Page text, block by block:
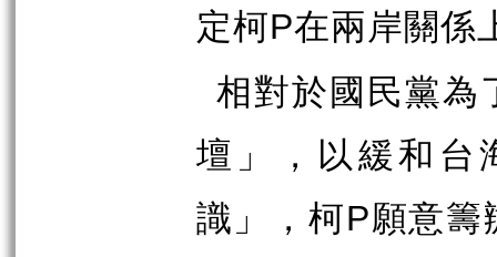
定柯P在兩岸關係
相對於國民黨為
壇」，以緩和台
識」，柯P願意籌